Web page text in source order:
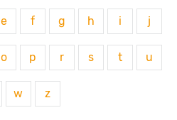
e f g h i j
o p r s t u
w z